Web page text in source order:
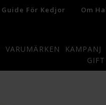
Guide För Kedjor Om
VARUMÄRKEN KAMPANJ